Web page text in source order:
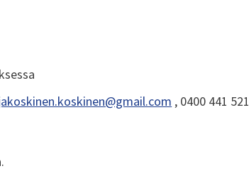
, 0400 441 521